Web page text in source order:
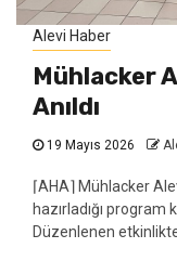
Alevi Haber
Mühlacker
Anıldı
19 Mayıs 2026
⌈AHA⌉ Mühlacker
hazırladığı program
Düzenlenen